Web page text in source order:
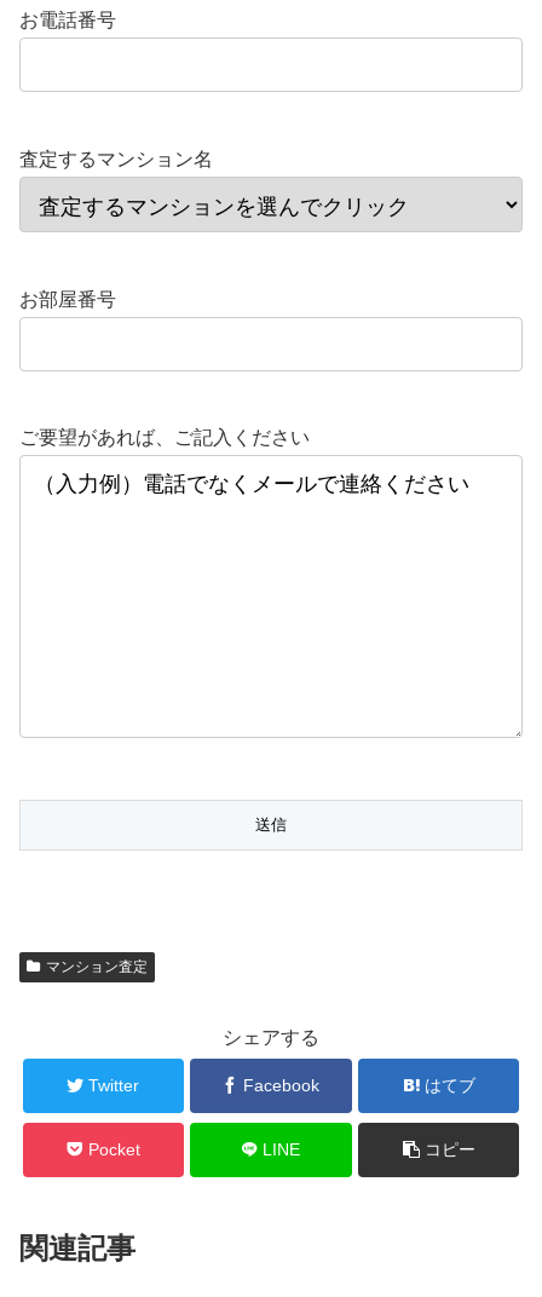
お電話番号
査定するマンション名
お部屋番号
ご要望があれば、ご記入ください
マンション査定
シェアする
Twitter Facebook はてブ
Pocket LINE コピー
関連記事